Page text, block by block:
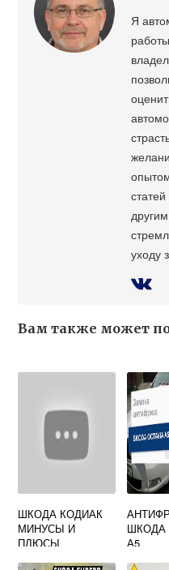
Я
уходу
Вам также может
ШКОДА КОДИАК
МИНУСЫ И
ПЛЮСЫ
ШКОДА
А5